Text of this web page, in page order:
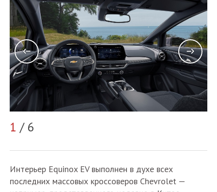
1 / 6
Интерьер Equinox EV выполнен в духе всех
последних массовых кроссоверов Chevrolet —